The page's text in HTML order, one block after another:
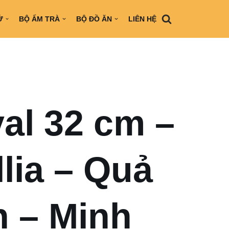
BỘ ẤM TRÀ BỘ ĐỒ ĂN LIÊN HỆ
32 cm –
– Quả
– Minh